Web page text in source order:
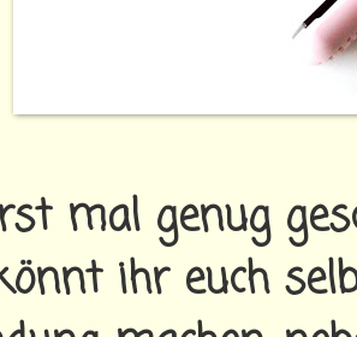
mal genug
ihr euch